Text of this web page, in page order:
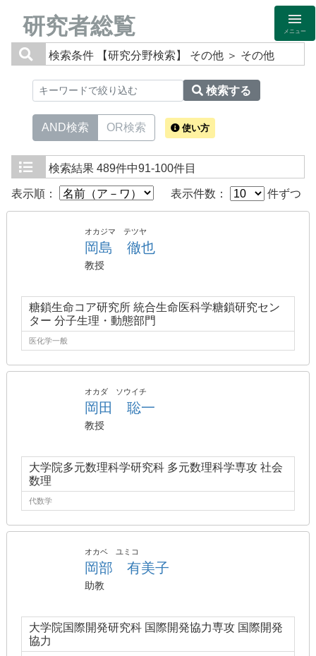
研究者総覧 メニュー
検索条件 【研究分野検索】 その他 ＞ その他
検索する
AND検索 OR検索 使い方
検索結果 489件中91-100件目
表示順： 表示件数： 件ずつ
オカジマ テツヤ
岡島 徹也
教授
糖鎖生命コア研究所 統合生命医科学糖鎖研究セン
ター 分子生理・動態部門
医化学一般
オカダ ソウイチ
岡田 聡一
教授
大学院多元数理科学研究科 多元数理科学専攻 社会
数理
代数学
オカベ ユミコ
岡部 有美子
助教
大学院国際開発研究科 国際開発協力専攻 国際開発
協力